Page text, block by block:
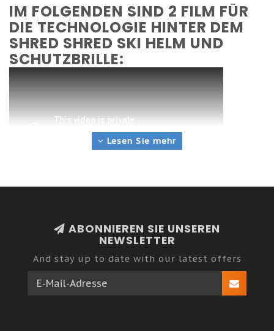
IM FOLGENDEN SIND 2 FILM FÜR
DIE TECHNOLOGIE HINTER DEM
SHRED SHRED SKI HELM UND
SCHUTZBRILLE:
Lesen Sie mehr
ABONNIEREN SIE UNSEREN
NEWSLETTER
And stay up to date with our latest offers